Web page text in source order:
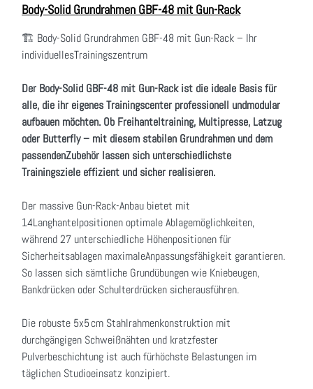
Body-Solid Grundrahmen GBF-48 mit Gun-Rack
🏗️ Body-Solid Grundrahmen GBF-48 mit Gun-Rack – Ihr
individuellesTrainingszentrum
Der Body-Solid GBF-48 mit Gun-Rack ist die ideale Basis für
alle, die ihr eigenes Trainingscenter professionell undmodular
aufbauen möchten. Ob Freihanteltraining, Multipresse, Latzug
oder Butterfly – mit diesem stabilen Grundrahmen und dem
passendenZubehör lassen sich unterschiedlichste
Trainingsziele effizient und sicher realisieren.
Der massive Gun-Rack-Anbau bietet mit
14Langhantelpositionen optimale Ablagemöglichkeiten,
während 27 unterschiedliche Höhenpositionen für
Sicherheitsablagen maximaleAnpassungsfähigkeit garantieren.
So lassen sich sämtliche Grundübungen wie Kniebeugen,
Bankdrücken oder Schulterdrücken sicherausführen.
Die robuste 5x5 cm Stahlrahmenkonstruktion mit
durchgängigen Schweißnähten und kratzfester
Pulverbeschichtung ist auch fürhöchste Belastungen im
täglichen Studioeinsatz konzipiert.